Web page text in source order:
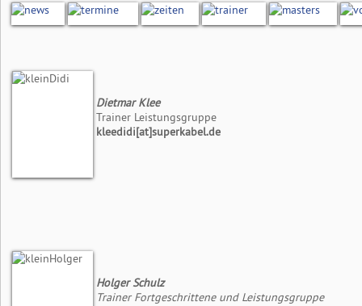
Dietmar Klee
Trainer Leistungsgruppe
kleedidi[at]superkabel.de
Holger Schulz
Trainer Fortgeschrittene und Leistungsgruppe